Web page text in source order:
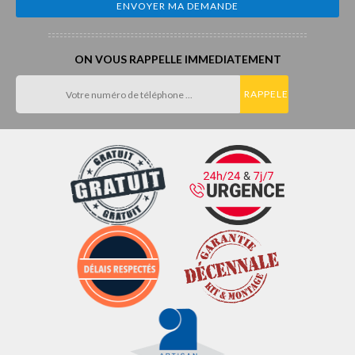
ON VOUS RAPPELLE IMMEDIATEMENT